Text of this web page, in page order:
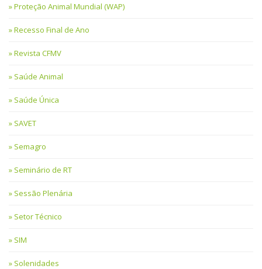
Proteção Animal Mundial (WAP)
Recesso Final de Ano
Revista CFMV
Saúde Animal
Saúde Única
SAVET
Semagro
Seminário de RT
Sessão Plenária
Setor Técnico
SIM
Solenidades